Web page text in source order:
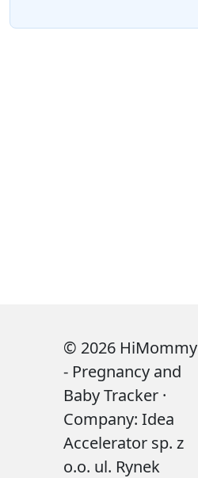
© 2026 HiMommy
- Pregnancy and
Baby Tracker ·
Company: Idea
Accelerator sp. z
o.o. ul. Rynek